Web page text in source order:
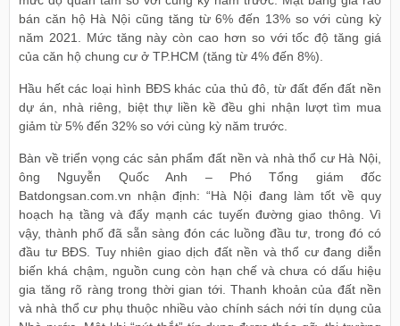
bán căn hộ Hà Nội cũng tăng từ 6% đến 13% so với cùng kỳ
năm 2021. Mức tăng này còn cao hơn so với tốc độ tăng giá
của căn hộ chung cư ở TP.HCM (tăng từ 4% đến 8%).
Hầu hết các loại hình BĐS khác của thủ đô, từ đất đến đất nền
dự án, nhà riêng, biệt thự liền kề đều ghi nhận lượt tìm mua
giảm từ 5% đến 32% so với cùng kỳ năm trước.
Bàn về triển vọng các sản phẩm đất nền và nhà thổ cư Hà Nội,
ông Nguyễn Quốc Anh – Phó Tổng giám đốc
Batdongsan.com.vn nhận định: “Hà Nội đang làm tốt về quy
hoạch hạ tầng và đẩy mạnh các tuyến đường giao thông. Vì
vậy, thành phố đã sẵn sàng đón các luồng đầu tư, trong đó có
đầu tư BĐS. Tuy nhiên giao dịch đất nền và thổ cư đang diễn
biến khá chậm, nguồn cung còn hạn chế và chưa có dấu hiệu
gia tăng rõ ràng trong thời gian tới. Thanh khoản của đất nền
và nhà thổ cư phụ thuộc nhiều vào chính sách nới tín dụng của